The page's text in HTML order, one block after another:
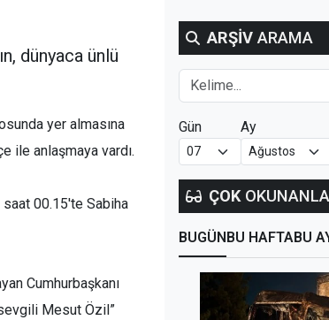
dünyaca ünlü
yer almasına
ile anlaşmaya vardı.
00.15'te Sabiha
Cumhurbaşkanı
Mesut Özil”
ARŞİV ARAMA
Gün Ay
ÇOK
BUGÜNBU HAFTABU